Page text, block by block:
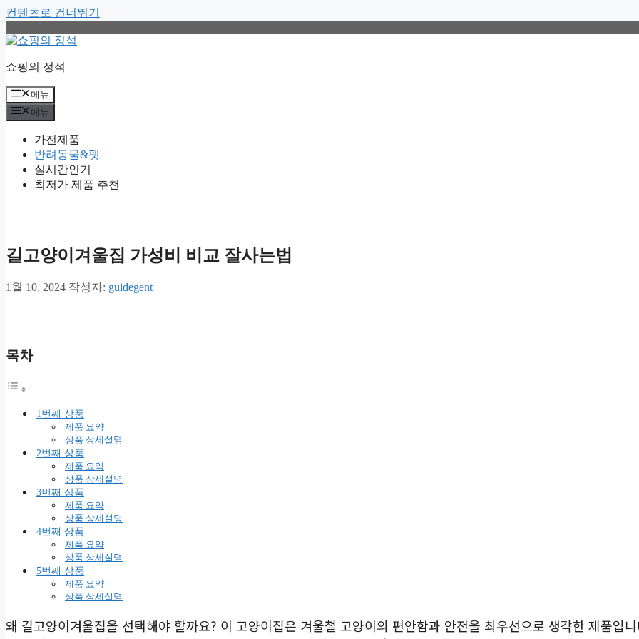
컨텐츠로 건너뛰기
쇼핑의 정석
메뉴
메뉴
가전제품
반려동물&펫
실시간인기
최저가 제품 추천
길고양이겨울집 가성비 비교 잘사는법
1월 10, 2024 작성자: guidegent
목차
1번째 상품
제품 요약
상품 상세설명
2번째 상품
제품 요약
상품 상세설명
3번째 상품
제품 요약
상품 상세설명
4번째 상품
제품 요약
상품 상세설명
5번째 상품
제품 요약
상품 상세설명
왜 길고양이겨울집을 선택해야 할까요? 이 고양이집은 겨울철 고양이의 편안함과 안전을 최우선으로 생각한 제품입